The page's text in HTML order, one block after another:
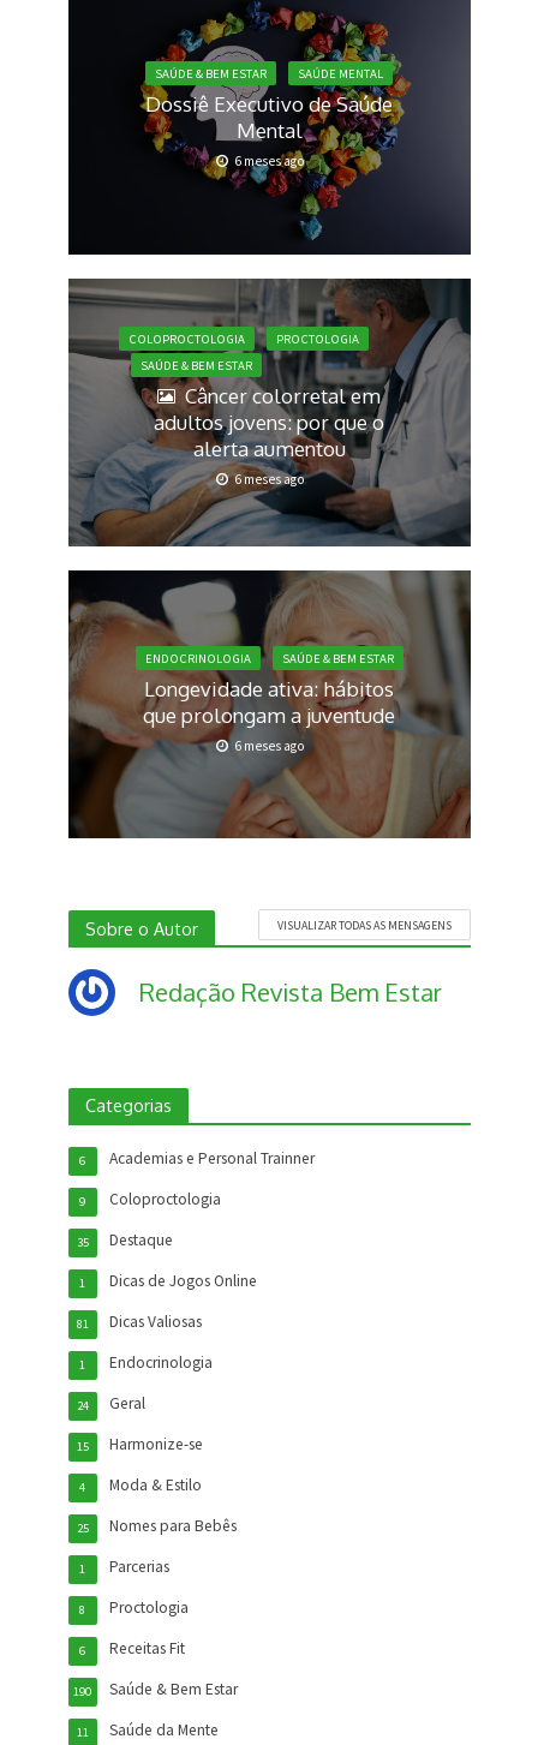
SAÚDE & BEM ESTAR SAÚDE MENTAL
Dossiê Executivo de Saúde
Mental
6 meses ago
COLOPROCTOLOGIA
PROCTOLOGIA
SAÚDE & BEM ESTAR
Câncer colorretal em
adultos jovens: por que o
alerta aumentou
6 meses ago
ENDOCRINOLOGIA SAÚDE & BEM ESTAR
Longevidade ativa: hábitos
que prolongam a juventude
6 meses ago
Sobre o Autor VISUALIZAR TODAS AS MENSAGENS
Redação Revista Bem Estar
Categorias
Academias e Personal Trainner
6
Coloproctologia
9
Destaque
35
Dicas de Jogos Online
1
Dicas Valiosas
81
Endocrinologia
1
Geral
24
Harmonize-se
15
Moda & Estilo
4
Nomes para Bebês
25
Parcerias
1
Proctologia
8
Receitas Fit
6
Saúde & Bem Estar
190
Saúde da Mente
11